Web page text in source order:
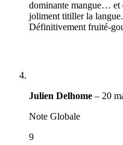
dominante mangue… et
joliment titiller la
Définitivement fruité-
Julien Delhome – 20
Note Globale
9